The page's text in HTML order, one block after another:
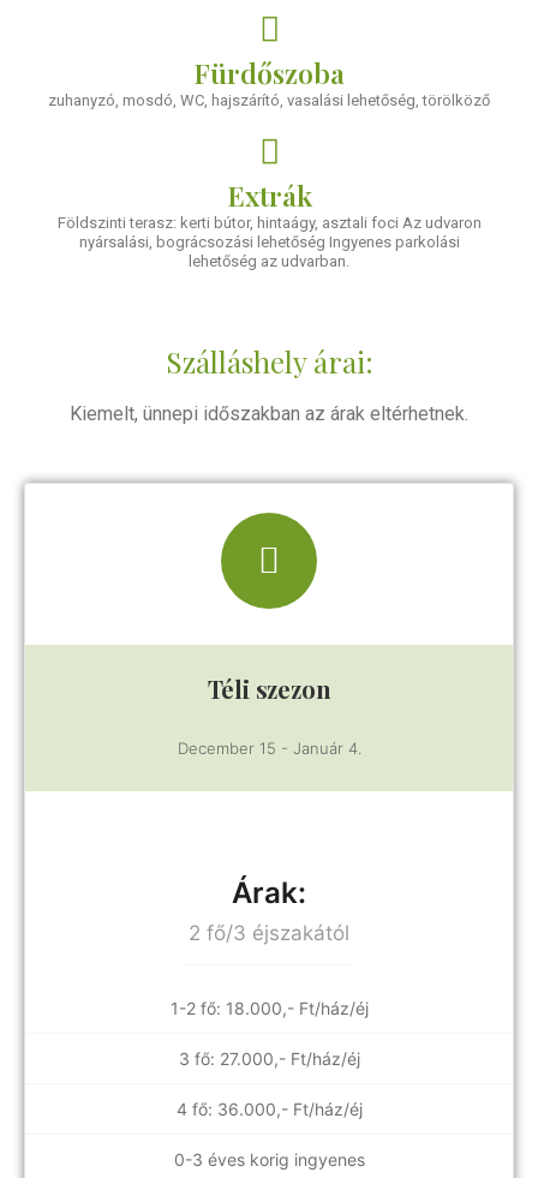
Fürdőszoba
zuhanyzó, mosdó, WC, hajszárító, vasalási lehetőség, törölköző
Extrák
Földszinti terasz: kerti bútor, hintaágy, asztali foci Az udvaron
nyársalási, bográcsozási lehetőség Ingyenes parkolási
lehetőség az udvarban.
Szálláshely árai:
Kiemelt, ünnepi időszakban az árak eltérhetnek.
Téli szezon
December 15 - Január 4.
Árak:
2 fő/3 éjszakától
1-2 fő: 18.000,- Ft/ház/éj
3 fő: 27.000,- Ft/ház/éj
4 fő: 36.000,- Ft/ház/éj
0-3 éves korig ingyenes